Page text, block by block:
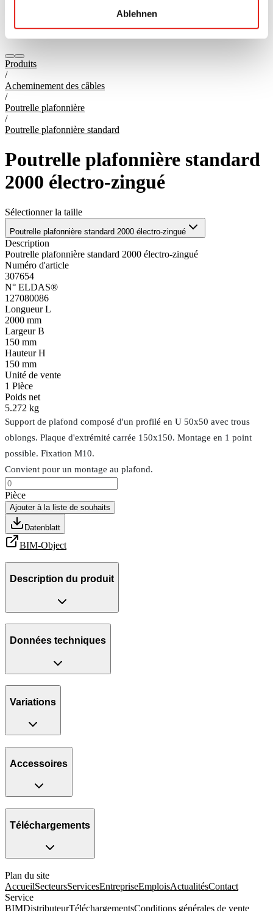
Ablehnen
Produits
/
Acheminement des câbles
/
Poutrelle plafonnière
/
Poutrelle plafonnière standard
Poutrelle plafonnière standard
2000 électro-zingué
Sélectionner la taille
Poutrelle plafonnière standard 2000 électro-zingué
Description
Poutrelle plafonnière standard 2000 électro-zingué
Numéro d'article
307654
N° ELDAS®
127080086
Longueur L
2000 mm
Largeur B
150 mm
Hauteur H
150 mm
Unité de vente
1 Pièce
Poids net
5.272 kg
Support de plafond composé d'un profilé en U 50x50 avec trous
oblongs. Plaque d'extrémité carrée 150x150. Montage en 1 point
possible. Fixation M10.
Convient pour un montage au plafond.
Pièce
Ajouter à la liste de souhaits
Datenblatt
BIM-Object
Description du produit
Données techniques
Variations
Accessoires
Téléchargements
Plan du site
AccueilSecteursServicesEntrepriseEmploisActualitésContact
Service
BIMDistributeurTéléchargementsConditions générales de vente